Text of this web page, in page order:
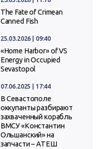
The Fate of Crimean
Canned Fish
25.03.2026 | 09:40
«Home Harbor» of VS
Energy in Occupied
Sevastopol
07.06.2025 | 17:44
В Севастополе
оккупанты разбирают
захваченный корабль
ВМСУ «Константин
Ольшанский» на
запчасти – АТЕШ